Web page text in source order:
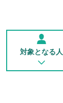
対象となる人